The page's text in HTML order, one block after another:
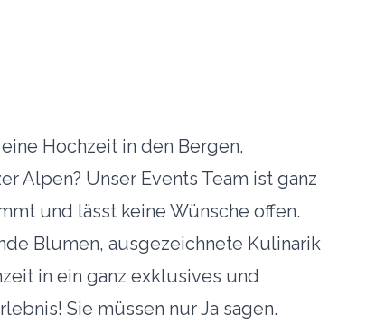
Hochzeit in den Bergen,
Alpen? Unser Events Team ist ganz
und lässt keine Wünsche offen.
Blumen, ausgezeichnete Kulinarik
in ein ganz exklusives und
Sie müssen nur Ja sagen.